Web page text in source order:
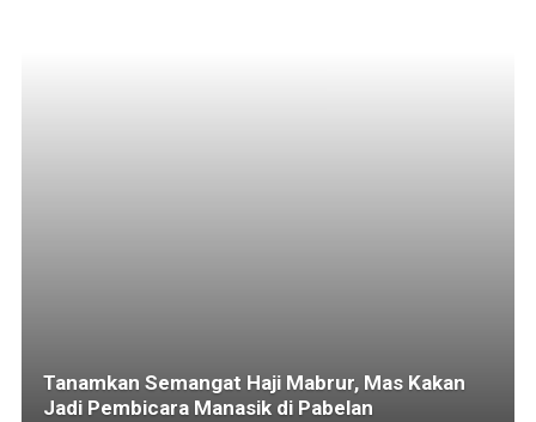
Tanamkan Semangat Haji Mabrur, Mas Kakan
Jadi Pembicara Manasik di Pabelan